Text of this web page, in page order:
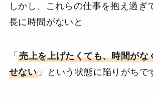
しかし、これらの仕事を抱え過ぎ
長に時間がないと
「売上を上げたくても、時間がな
せない 」という状態に陥りがちで